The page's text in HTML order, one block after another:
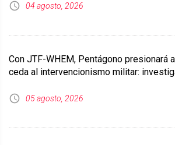
04 agosto, 2026
Con JTF-WHEM, Pentágono presionará
ceda al intervencionismo militar:
05 agosto, 2026